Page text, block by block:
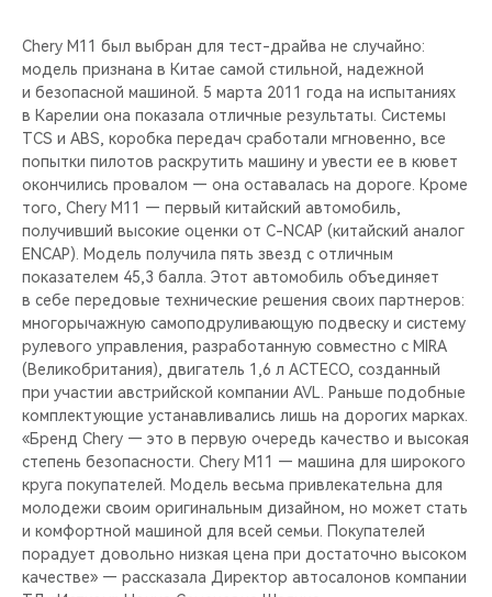
Chery M11 был выбран для тест-драйва не случайно:
модель признана в Китае самой стильной, надежной
и безопасной машиной. 5 марта 2011 года на испытаниях
в Карелии она показала отличные результаты. Системы
TCS и ABS, коробка передач сработали мгновенно, все
попытки пилотов раскрутить машину и увести ее в кювет
окончились провалом — она оставалась на дороге. Кроме
того, Chery M11 — первый китайский автомобиль,
получивший высокие оценки от C-NCAP (китайский аналог
ENCAP). Модель получила пять звезд с отличным
показателем 45,3 балла. Этот автомобиль объединяет
в себе передовые технические решения своих партнеров:
многорычажную самоподруливающую подвеску и систему
рулевого управления, разработанную совместно с MIRA
(Великобритания), двигатель 1,6 л ACTECO, созданный
при участии австрийской компании AVL. Раньше подобные
комплектующие устанавливались лишь на дорогих марках.
«Бренд Chery — это в первую очередь качество и высокая
степень безопасности. Chery M11 — машина для широкого
круга покупателей. Модель весьма привлекательна для
молодежи своим оригинальным дизайном, но может стать
и комфортной машиной для всей семьи. Покупателей
порадует довольно низкая цена при достаточно высоком
качестве» — рассказала Директор автосалонов компании